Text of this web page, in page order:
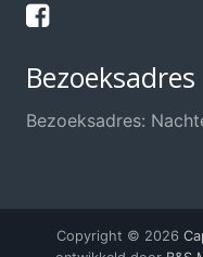
Thuis knippen?
Bezoeksadres
Bezoeksadres:
Copyright © 2026